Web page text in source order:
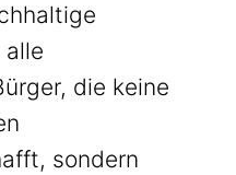
alle
die keine
sondern